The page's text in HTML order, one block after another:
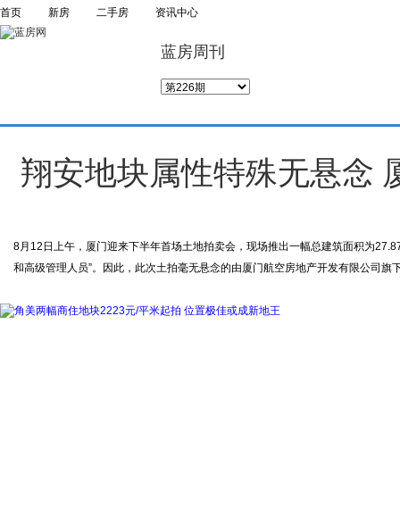
首页 新房 二手房 资讯中心
蓝房周刊
翔安地块属性特殊无悬念
8月12日上午，厦门迎来下半年首场土地拍卖会，现场推出一幅总建筑面积为
和高级管理人员”。因此，此次土拍毫无悬念的由厦门航空房地产开发有限公司